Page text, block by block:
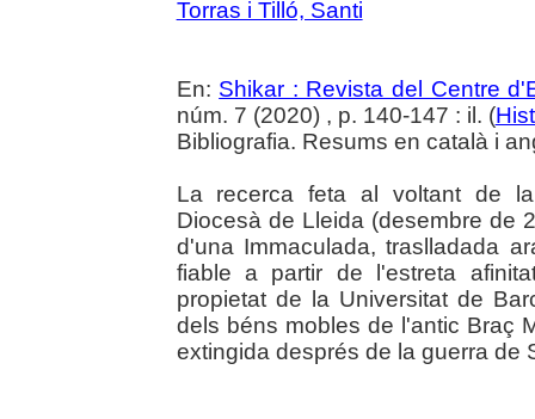
Torras i Tilló, Santi
En: Shikar : Revista del Centre
núm. 7 (2020) , p. 140-147 : il. (
Bibliografia. Resums en català i
La recerca feta al voltant de
Diocesà de Lleida (desembre de
d'una Immaculada, traslladada
fiable a partir de l'estreta
propietat de la Universitat de
dels béns mobles de l'antic Braç
extingida després de la guerra de